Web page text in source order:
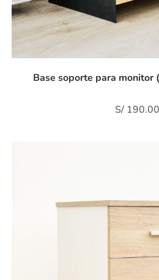
Base soporte para monitor
S/190.00